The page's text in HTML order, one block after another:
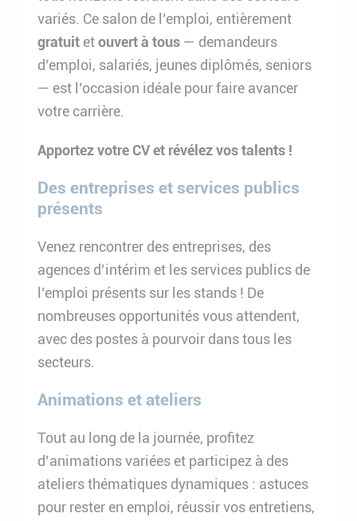
variés. Ce salon de l’emploi, entièrement
gratuit etouvert à tous — demandeurs
d’emploi, salariés, jeunes diplômés, seniors
— est l’occasion idéale pour faire avancer
votre carrière.
Apportez votre CV et révélez vos talents !
Des entreprises et services publics
présents
Venez rencontrer des entreprises, des
agences d’intérim et les services publics de
l’emploi présents sur les stands ! De
nombreuses opportunités vous attendent,
avec des postes à pourvoir dans tous les
secteurs.
Animations et ateliers
Tout au long de la journée, profitez
d’animations variées et participez à des
ateliers thématiques dynamiques : astuces
pour rester en emploi, réussir vos entretiens,